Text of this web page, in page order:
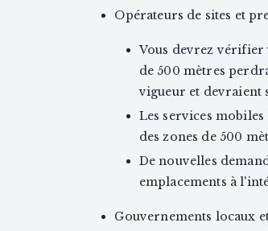
Opérateurs de sites et
Vous devrez vérifier
de 500 mètres
vigueur et devraient
Les services
des zones de 500
De nouvelles
emplacements à
Gouvernements locaux